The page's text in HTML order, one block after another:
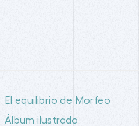
El equilibrio de Morfeo
Álbum ilustrado